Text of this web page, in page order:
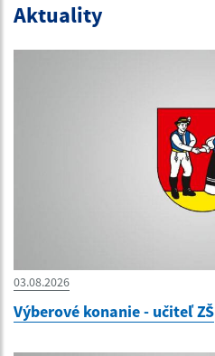
Aktuality
03.08.2026
Výberové konanie - učiteľ ZŠ